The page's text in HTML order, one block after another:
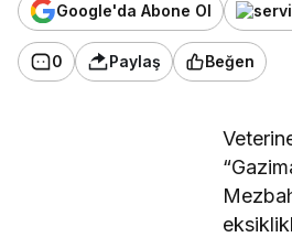
Google'da Abone Ol
0 Paylaş Beğen